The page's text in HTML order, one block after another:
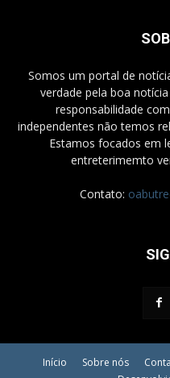
Somos um portal de
verdade pela boa
responsabilidade
independentes não temos
Estamos focados em
entreterimemto
Contato:
Início Sobre nós